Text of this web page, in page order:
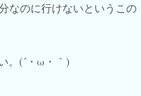
なのに行けないというこの
。(´・ω・｀)